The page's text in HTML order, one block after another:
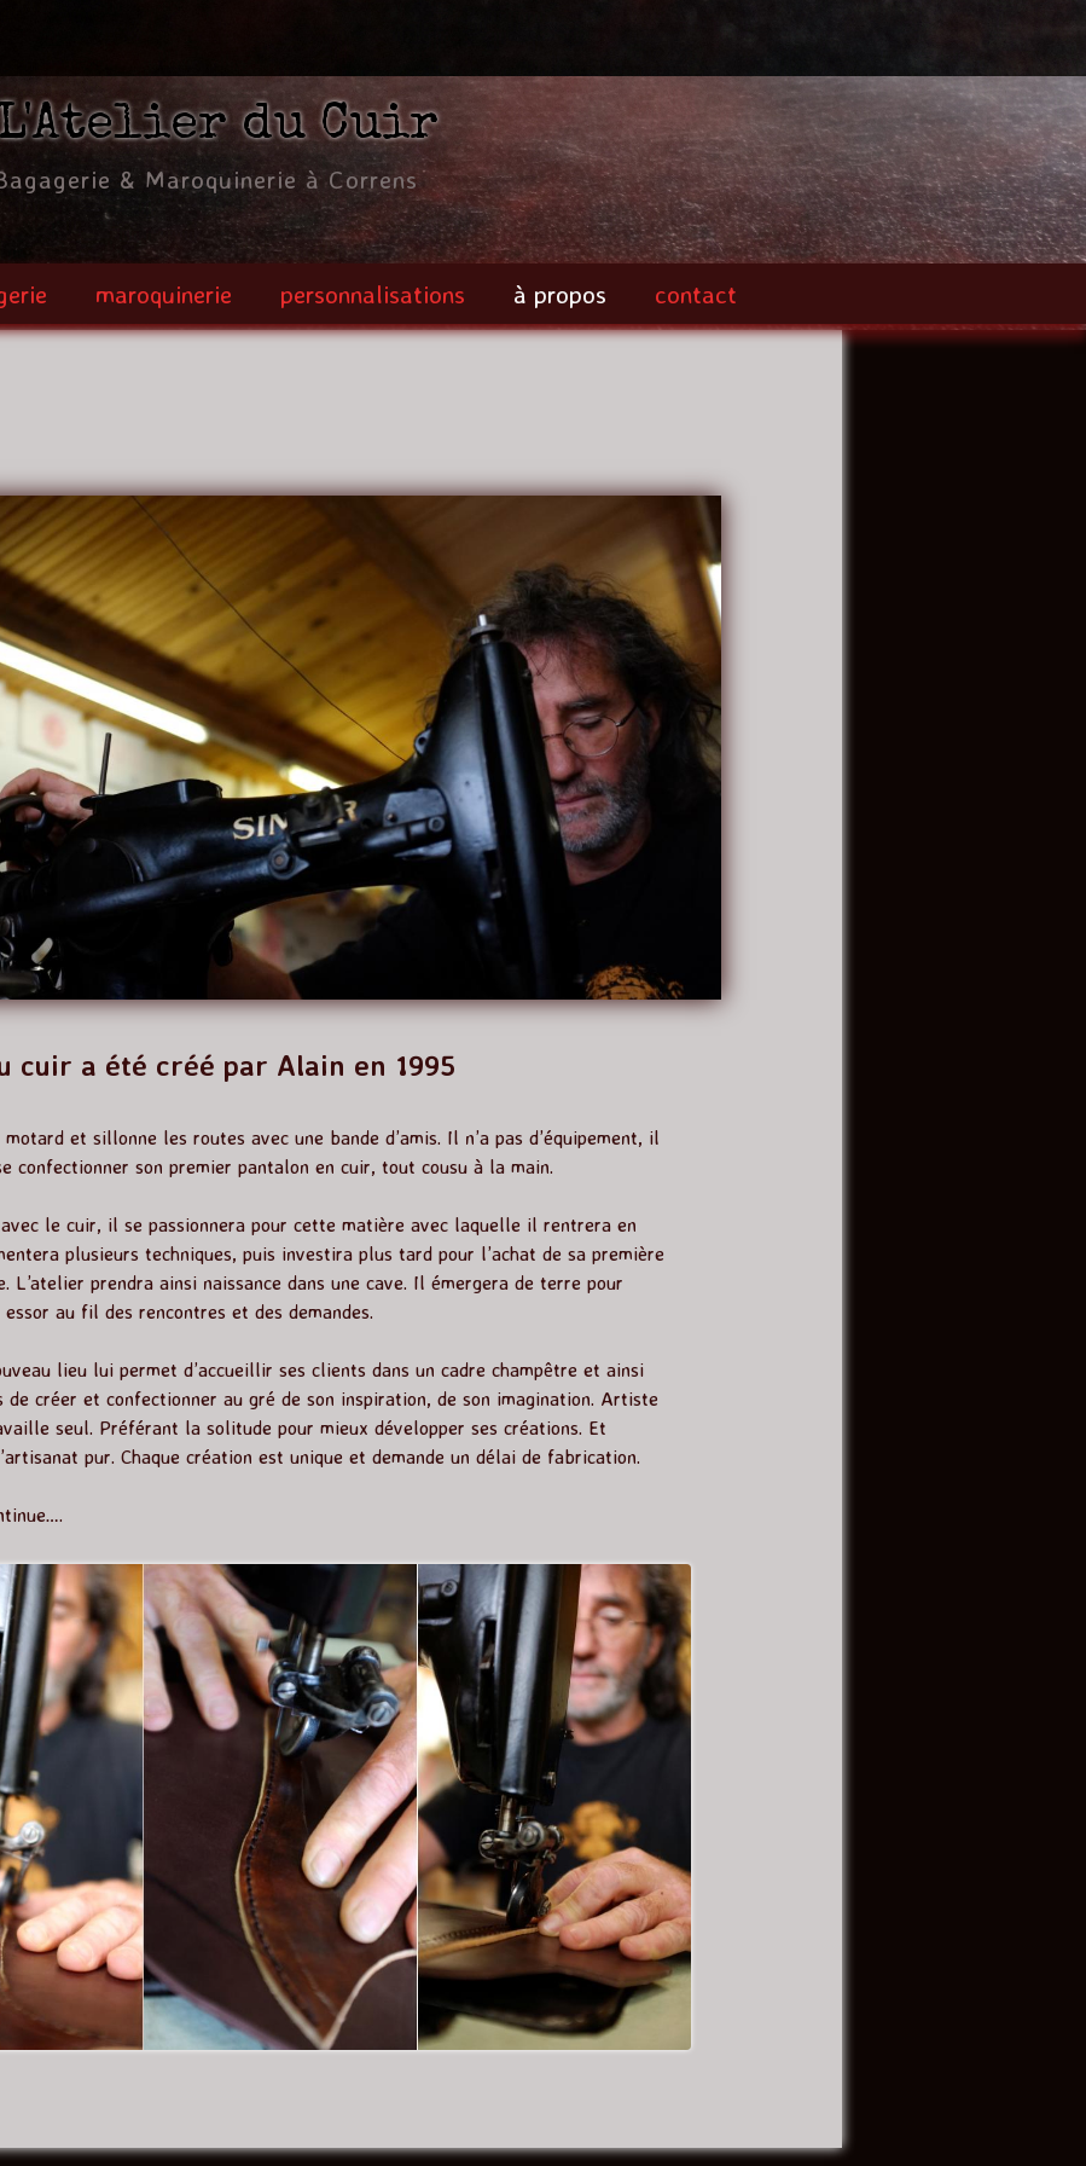
du Cuir
& Maroquinerie à Correns
maroquinerie personnalisations à propos contact
cuir a été créé par Alain en 1995
et sillonne les routes avec une bande d’amis. Il n’a pas d’équipement, il
confectionner son premier pantalon en cuir, tout cousu à la main.
le cuir, il se passionnera pour cette matière avec laquelle il rentrera en
plusieurs techniques, puis investira plus tard pour l’achat de sa première
L’atelier prendra ainsi naissance dans une cave. Il émergera de terre pour
au fil des rencontres et des demandes.
lieu lui permet d’accueillir ses clients dans un cadre champêtre et ainsi
de créer et confectionner au gré de son inspiration, de son imagination. Artiste
seul. Préférant la solitude pour mieux développer ses créations. Et
pur. Chaque création est unique et demande un délai de fabrication.